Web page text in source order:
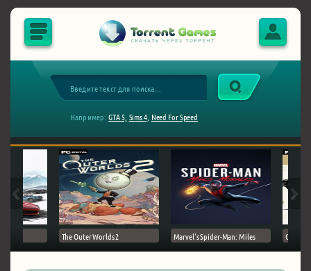
Например: GTA 5, Sims 4, Need For Speed
The Outer Worlds 2 Marvel's Spider-Man: Miles Ghost